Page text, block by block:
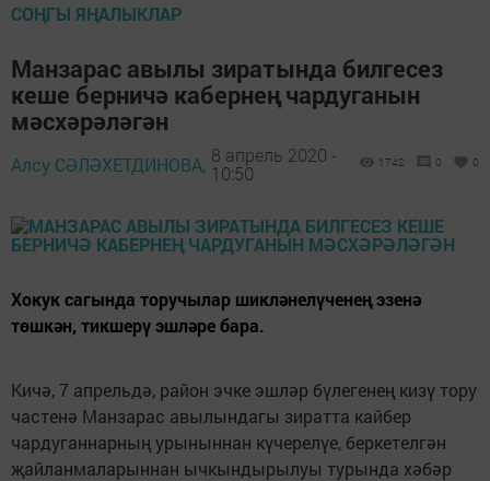
СОҢГЫ ЯҢАЛЫКЛАР
Манзарас авылы зиратында билгесез
кеше берничә кабернең чардуганын
мәсхәрәләгән
Алсу СӘЛӘХЕТДИНОВА, 8 апрель 2020 -
10:50
1742 0 0
Хокук сагында торучылар шикләнелүченең эзенә
төшкән, тикшерү эшләре бара.
Кичә, 7 апрельдә, район эчке эшләр бүлегенең кизү тору
частенә Манзарас авылындагы зиратта кайбер
чардуганнарның урыныннан күчерелүе, беркетелгән
җайланмаларыннан ычкындырылуы турында хәбәр